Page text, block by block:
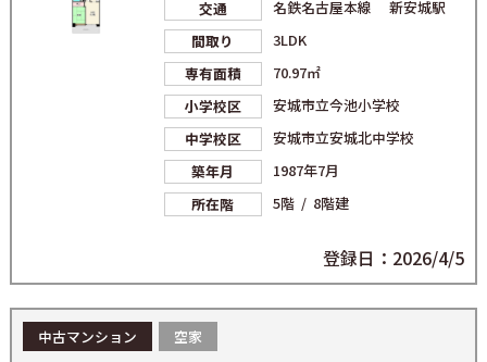
交通
名鉄名古屋本線 新安城駅
間取り
3LDK
専有面積
70.97㎡
小学校区
安城市立今池小学校
中学校区
安城市立安城北中学校
築年月
1987年7月
所在階
5階 / 8階建
登録日：2026/4/5
中古マンション 空家